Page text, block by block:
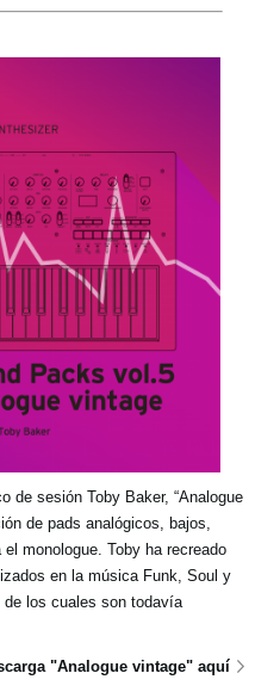
de sesión Toby Baker, “Analogue
de pads analógicos, bajos,
monologue. Toby ha recreado
en la música Funk, Soul y
de los cuales son todavía
"Analogue vintage" aquí